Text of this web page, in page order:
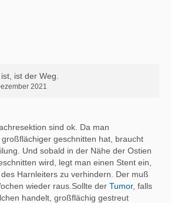
ist der Weg.
2021
sind ok. Da man
geschnitten hat, braucht
Und sobald in der Nähe der Ostien
wird, legt man einen Stent ein,
Harnleiters zu verhindern. Der muß
wieder raus.Sollte der Tumor, falls
handelt, großflächig gestreut